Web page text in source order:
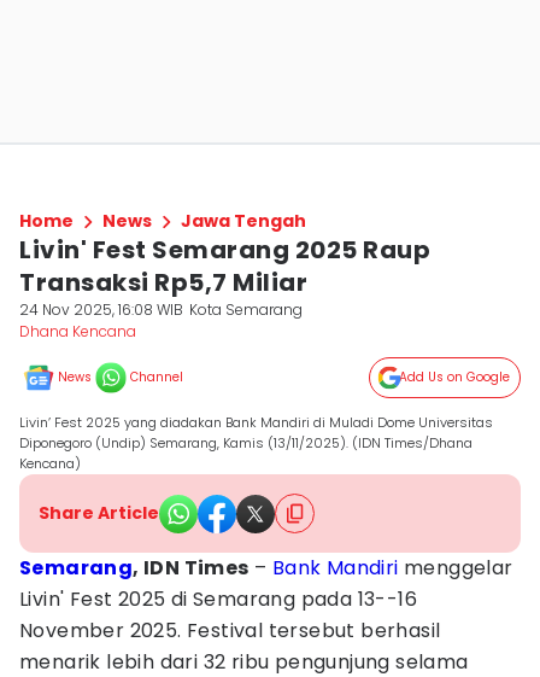
Home News Jawa Tengah
Livin' Fest Semarang 2025 Raup
Transaksi Rp5,7 Miliar
24 Nov 2025, 16:08 WIB Kota Semarang
Dhana Kencana
News Channel Add Us on Google
Livin’ Fest 2025 yang diadakan Bank Mandiri di Muladi Dome Universitas
Diponegoro (Undip) Semarang, Kamis (13/11/2025). (IDN Times/Dhana
Kencana)
Share Article
Semarang, IDN Times – Bank Mandiri menggelar
Livin' Fest 2025 di Semarang pada 13--16
November 2025. Festival tersebut berhasil
menarik lebih dari 32 ribu pengunjung selama